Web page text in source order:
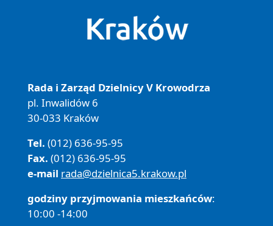
Rada i Zarząd Dzielnicy V Krowodrza
pl. Inwalidów 6
30-033 Kraków
Tel. (012) 636-95-95
Fax. (012) 636-95-95
e-mail rada@dzielnica5.krakow.pl
godziny przyjmowania mieszkańców:
10:00 -14:00